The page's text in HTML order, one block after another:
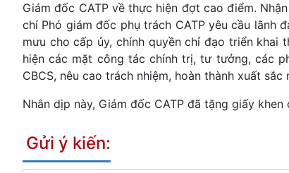
Giám đốc CATP về thực hiện đợt cao điểm.
chí Phó giám đốc phụ trách CATP yêu cầu
mưu cho cấp ủy, chính quyền chỉ đạo triển
hiện các mặt công tác chính trị, tư tưởng, các
CBCS, nêu cao trách nhiệm, hoàn thành xuất
Nhân dịp này, Giám đốc CATP đã tặng giấy
Gửi ý kiến: